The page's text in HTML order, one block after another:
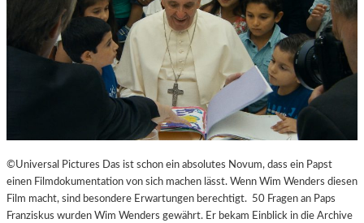
©Universal Pictures Das ist schon ein absolutes Novum, dass ein Papst
einen Filmdokumentation von sich machen lässt. Wenn Wim Wenders diesen
Film macht, sind besondere Erwartungen berechtigt. 50 Fragen an Paps
Franziskus wurden Wim Wenders gewährt. Er bekam Einblick in die Archive